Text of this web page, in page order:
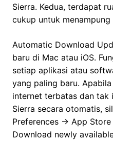
Sierra. Kedua, terdapat
cukup untuk
Automatic Download
baru di Mac atau iOS.
setiap aplikasi atau
yang paling baru.
internet terbatas dan tak
Sierra secara otomatis,
Preferences -> App
Download newly